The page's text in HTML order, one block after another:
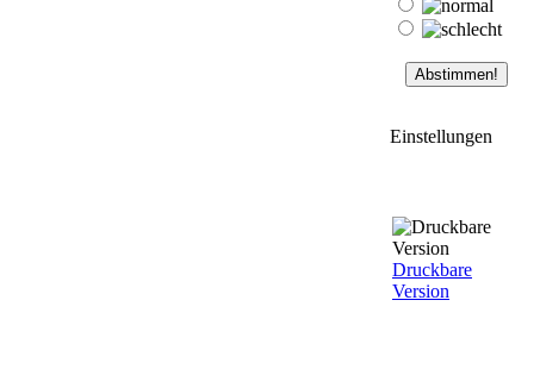
Einstellungen
Druckbare
Version